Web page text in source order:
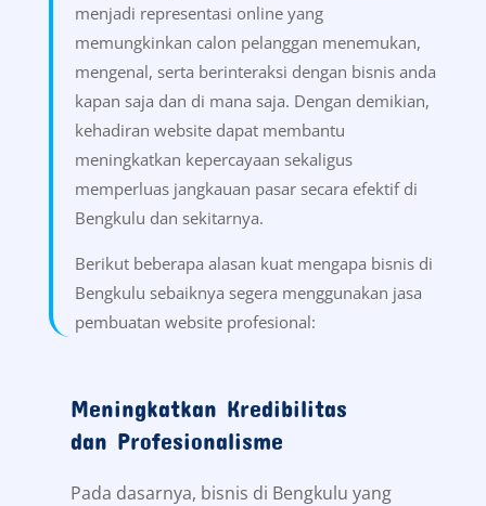
menjadi representasi online yang
memungkinkan calon pelanggan menemukan,
mengenal, serta berinteraksi dengan bisnis anda
kapan saja dan di mana saja. Dengan demikian,
kehadiran website dapat membantu
meningkatkan kepercayaan sekaligus
memperluas jangkauan pasar secara efektif di
Bengkulu dan sekitarnya.
Berikut beberapa alasan kuat mengapa bisnis di
Bengkulu sebaiknya segera menggunakan jasa
pembuatan website profesional:
Meningkatkan Kredibilitas
dan Profesionalisme
Pada dasarnya, bisnis di Bengkulu yang